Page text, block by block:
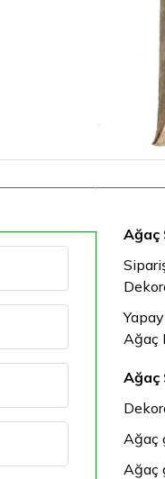
Ağaç
Ağaç
Ağaç
Ağaç
Ağaç